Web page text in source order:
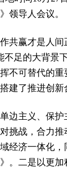
领导人会议。
共赢才是人
足的大背景
不可替代的
建了推进创新
边主义、保
挑战，合力
经济一体化
。二是以更